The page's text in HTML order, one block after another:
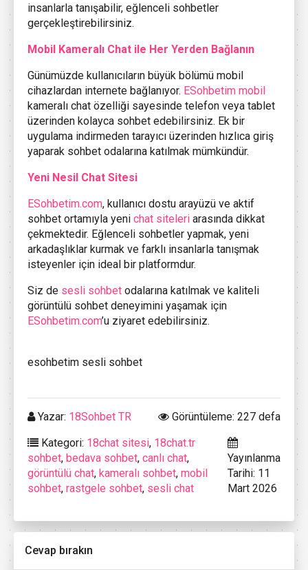
insanlarla tanışabilir, eğlenceli sohbetler
gerçekleştirebilirsiniz.
Mobil Kameralı Chat ile Her Yerden Bağlanın
Günümüzde kullanıcıların büyük bölümü mobil
cihazlardan internete bağlanıyor. ESohbetim mobil
kameralı chat özelliği sayesinde telefon veya tablet
üzerinden kolayca sohbet edebilirsiniz. Ek bir
uygulama indirmeden tarayıcı üzerinden hızlıca giriş
yaparak sohbet odalarına katılmak mümkündür.
Yeni Nesil Chat Sitesi
ESohbetim.com, kullanıcı dostu arayüzü ve aktif
sohbet ortamıyla yeni chat siteleri arasında dikkat
çekmektedir. Eğlenceli sohbetler yapmak, yeni
arkadaşlıklar kurmak ve farklı insanlarla tanışmak
isteyenler için ideal bir platformdur.
Siz de sesli sohbet odalarına katılmak ve kaliteli
görüntülü sohbet deneyimini yaşamak için
ESohbetim.com’u ziyaret edebilirsiniz.
esohbetim sesli sohbet
Yazar: 18Sohbet TR
Görüntüleme: 227 defa
Kategori: 18chat sitesi, 18chat.tr
sohbet, bedava sohbet, canlı chat,
görüntülü chat, kameralı sohbet, mobil
sohbet, rastgele sohbet, sesli chat
Yayınlanma
Tarihi: 11
Mart 2026
Cevap bırakın